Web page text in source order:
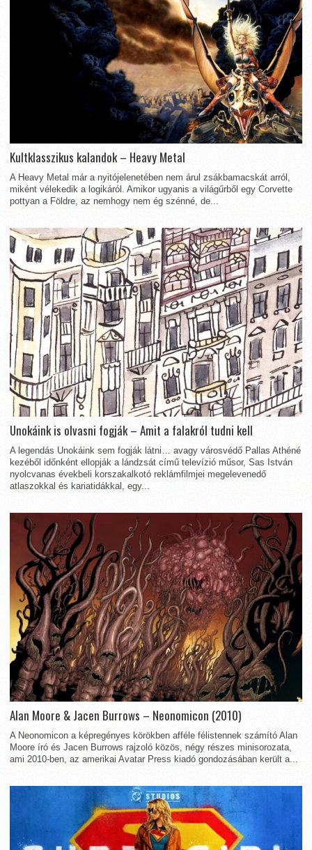
Kultklasszikus kalandok – Heavy Metal
A Heavy Metal már a nyitójelenetében nem árul zsákbamacskát arról,
miként vélekedik a logikáról. Amikor ugyanis a világűrből egy Corvette
pottyan a Földre, az nemhogy nem ég szénné, de...
Unokáink is olvasni fogják – Amit a falakról tudni kell
A legendás Unokáink sem fogják látni… avagy városvédő Pallas Athéné
kezéből időnként ellopják a lándzsát című televízió műsor, Sas István
nyolcvanas évekbeli korszakalkotó reklámfilmjei megelevenedő
atlaszokkal és kariatidákkal, egy...
Alan Moore & Jacen Burrows – Neonomicon (2010)
A Neonomicon a képregényes körökben afféle félistennek számító Alan
Moore író és Jacen Burrows rajzoló közös, négy részes minisorozata,
ami 2010-ben, az amerikai Avatar Press kiadó gondozásában került a...